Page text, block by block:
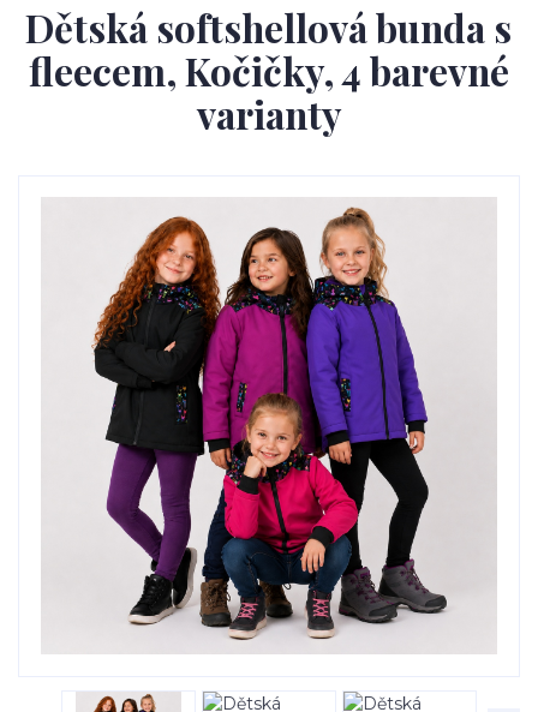
Dětská softshellová bunda s
fleecem, Kočičky, 4 barevné
varianty